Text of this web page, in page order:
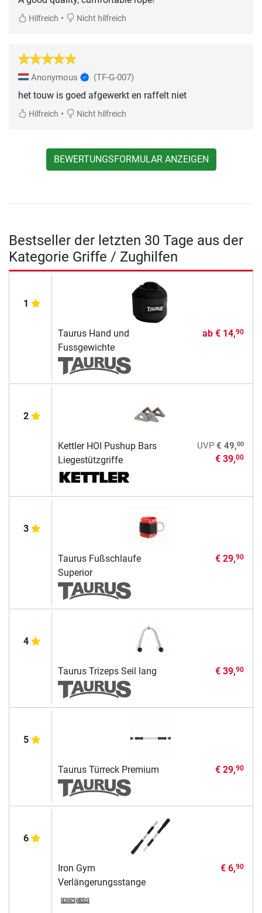
Hilfreich • Nicht hilfreich
Anonymous (TF-G-007)
het touw is goed afgewerkt en raffelt niet
Hilfreich • Nicht hilfreich
BEWERTUNGSFORMULAR ANZEIGEN
Bestseller der letzten 30 Tage aus der
Kategorie Griffe / Zughilfen
1
Taurus Hand und
Fussgewichte
ab € 14,90
2
Kettler HOI Pushup Bars
Liegestützgriffe
UVP € 49,00
€ 39,00
3
Taurus Fußschlaufe
Superior
€ 29,90
4
Taurus Trizeps Seil lang € 39,90
5
Taurus Türreck Premium € 29,90
6
Iron Gym
Verlängerungsstange
€ 6,90